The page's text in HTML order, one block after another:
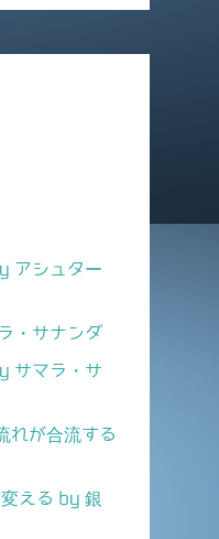
アシュター
・サナンダ
サマラ・サ
れが合流する
える by 銀